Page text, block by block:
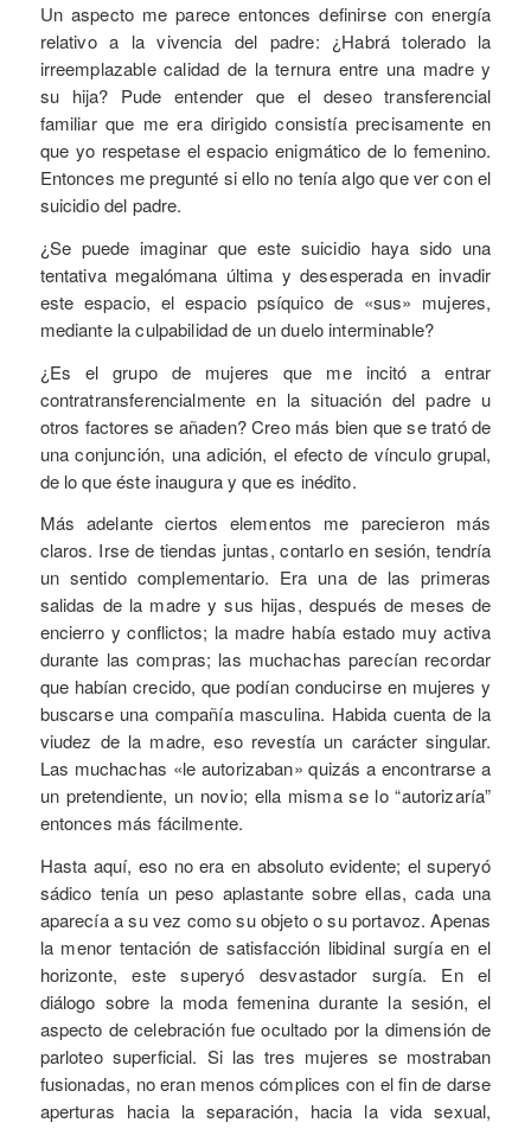
Un aspecto me parece entonces definirse con energía
relativo a la vivencia del padre: ¿Habrá tolerado la
irreemplazable calidad de la ternura entre una madre y
su hija? Pude entender que el deseo transferencial
familiar que me era dirigido consistía precisamente en
que yo respetase el espacio enigmático de lo femenino.
Entonces me pregunté si ello no tenía algo que ver con el
suicidio del padre.
¿Se puede imaginar que este suicidio haya sido una
tentativa megalómana última y desesperada en invadir
este espacio, el espacio psíquico de «sus» mujeres,
mediante la culpabilidad de un duelo interminable?
¿Es el grupo de mujeres que me incitó a entrar
contratransferencialmente en la situación del padre u
otros factores se añaden? Creo más bien que se trató de
una conjunción, una adición, el efecto de vínculo grupal,
de lo que éste inaugura y que es inédito.
Más adelante ciertos elementos me parecieron más
claros. Irse de tiendas juntas, contarlo en sesión, tendría
un sentido complementario. Era una de las primeras
salidas de la madre y sus hijas, después de meses de
encierro y conflictos; la madre había estado muy activa
durante las compras; las muchachas parecían recordar
que habían crecido, que podían conducirse en mujeres y
buscarse una compañía masculina. Habida cuenta de la
viudez de la madre, eso revestía un carácter singular.
Las muchachas «le autorizaban» quizás a encontrarse a
un pretendiente, un novio; ella misma se lo “autorizaría”
entonces más fácilmente.
Hasta aquí, eso no era en absoluto evidente; el superyó
sádico tenía un peso aplastante sobre ellas, cada una
aparecía a su vez como su objeto o su portavoz. Apenas
la menor tentación de satisfacción libidinal surgía en el
horizonte, este superyó desvastador surgía. En el
diálogo sobre la moda femenina durante la sesión, el
aspecto de celebración fue ocultado por la dimensión de
parloteo superficial. Si las tres mujeres se mostraban
fusionadas, no eran menos cómplices con el fin de darse
aperturas hacia la separación, hacia la vida sexual,